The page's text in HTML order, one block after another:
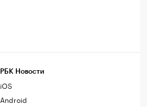
РБК Новости
iOS
Android